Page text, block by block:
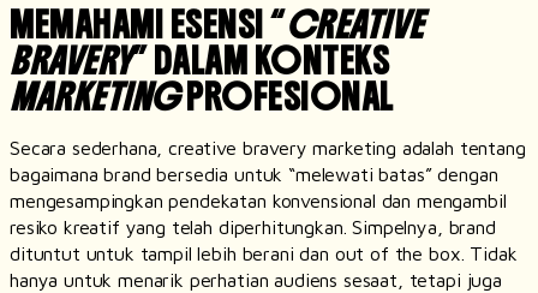
MEMAHAMI ESENSI “CREATIVE
BRAVERY” DALAM KONTEKS
MARKETINGPROFESIONAL
Secara sederhana,creative bravery marketing adalah tentang
bagaimana brand bersedia untuk “melewati batas” dengan
mengesampingkan pendekatan konvensional dan mengambil
resiko kreatif yang telah diperhitungkan. Simpelnya, brand
dituntut untuk tampil lebih berani dan out of the box. Tidak
hanya untuk menarik perhatian audiens sesaat, tetapi juga